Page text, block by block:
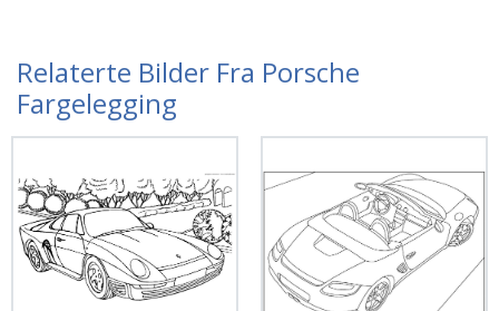
Relaterte Bilder Fra Porsche
Fargelegging